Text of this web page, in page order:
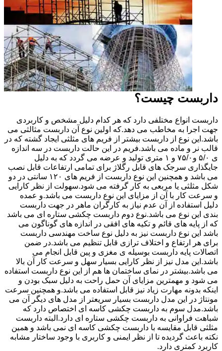
داربست چیست؟
داربست انواع مختلفی دارد که هر کدام دلیل مشخص و کاربردی
جهت اجرا به مخاطب می دهد.که اولین نوع آن داربست مثالثی می
باشد.این نوع از داربست بیشتر از فریم های مثلثی ایجاد گشته که در
قالب نر و ماده می باشد.فریم در این حالت داربست در سه اندازه
ی ۵/۰ و۷۵/۰ و ۱ متری تولید و عرضه می گردد که به دلیل
جایگذاری سرجک های قابل رگلاژ برای تمامی ارتفاعات قابل نصب
می باشد و همچنین این نوع داربست از فریم های ۱۲۰ سانتی در دو
شکل مثلثی یا مربعی به کار گرفته می شود.سهولت از نظر کارایی
و سرعت کار با آن از مزایای این نوع داربست می باشد.و عمده
دلیل استفاده از آن عدم نیاز به کارگران ماهر در جهت داربست
بندی این نوع می باشد.نوع دوم داربست چکشی ستاره ای می باشد
که از پایه های قائم و تکیه های افقی در اندازه های گوناگون می
باشد این نوع داربست نیز به دلیل نوع ساخت مهندسی داربست
برای هر ارتفاع و اختلاف ترازی قابل تنظیم می باشد.در ضمن
اتصالات پایه داربست بوسیله ی مغزی و پین قابل انجام می
باشد.این مدل نیز از نظر کارایی بسیار سهل و سرعت کار آن بالا
می باشد.بیشتر در نمای ساختمان ها هم از این نوع داربست استفاده
می شود و مهمترین مزایای آن حمل راحت به دلیل سبک بودن و
اینکه بدونه مهارت زیاد نیز قابل استفاده می باشد.و همچنین سرعت
مونتاژ در این مدل داربست بسیار سریعتر از مدل های دیگر آن می
باشد.مدل سوم به داربست چکشی کاسه ای اختصاص دارد که
شباهت فراوانی به داربست چکشی ستاره ای دارد.البته داربست
مثلثی قابل مقایسه با داربست چکشی کاسه ای نمی باشد و همین
نکته باعث گردیده تا از نظر ایمنی و کاربری با وجود ساختار مشابه
کاربرد کمتری دارد.